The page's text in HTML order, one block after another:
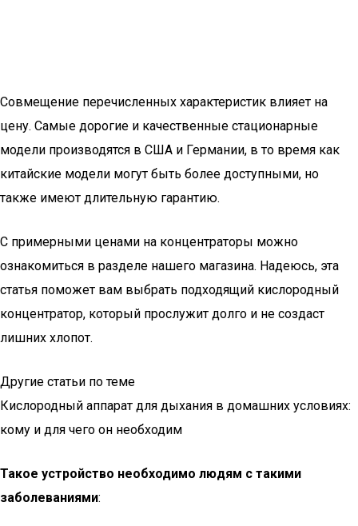
Совмещение перечисленных характеристик влияет на
цену. Самые дорогие и качественные стационарные
модели производятся в США и Германии, в то время как
китайские модели могут быть более доступными, но
также имеют длительную гарантию.
С примерными ценами на концентраторы можно
ознакомиться в разделе нашего магазина. Надеюсь, эта
статья поможет вам выбрать подходящий кислородный
концентратор, который прослужит долго и не создаст
лишних хлопот.
Другие статьи по теме
Кислородный аппарат для дыхания в домашних условиях:
кому и для чего он необходим
Такое устройство необходимо людям с такими
заболеваниями: